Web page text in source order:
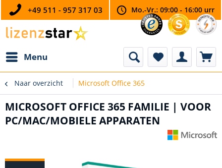
+49 511 - 957 317 03 Mo.-Vr.: 09:00 - 16:00 urr
Menu
Naar overzicht Microsoft Office 365
MICROSOFT OFFICE 365 FAMILIE | VOOR
PC/MAC/MOBIELE APPARATEN